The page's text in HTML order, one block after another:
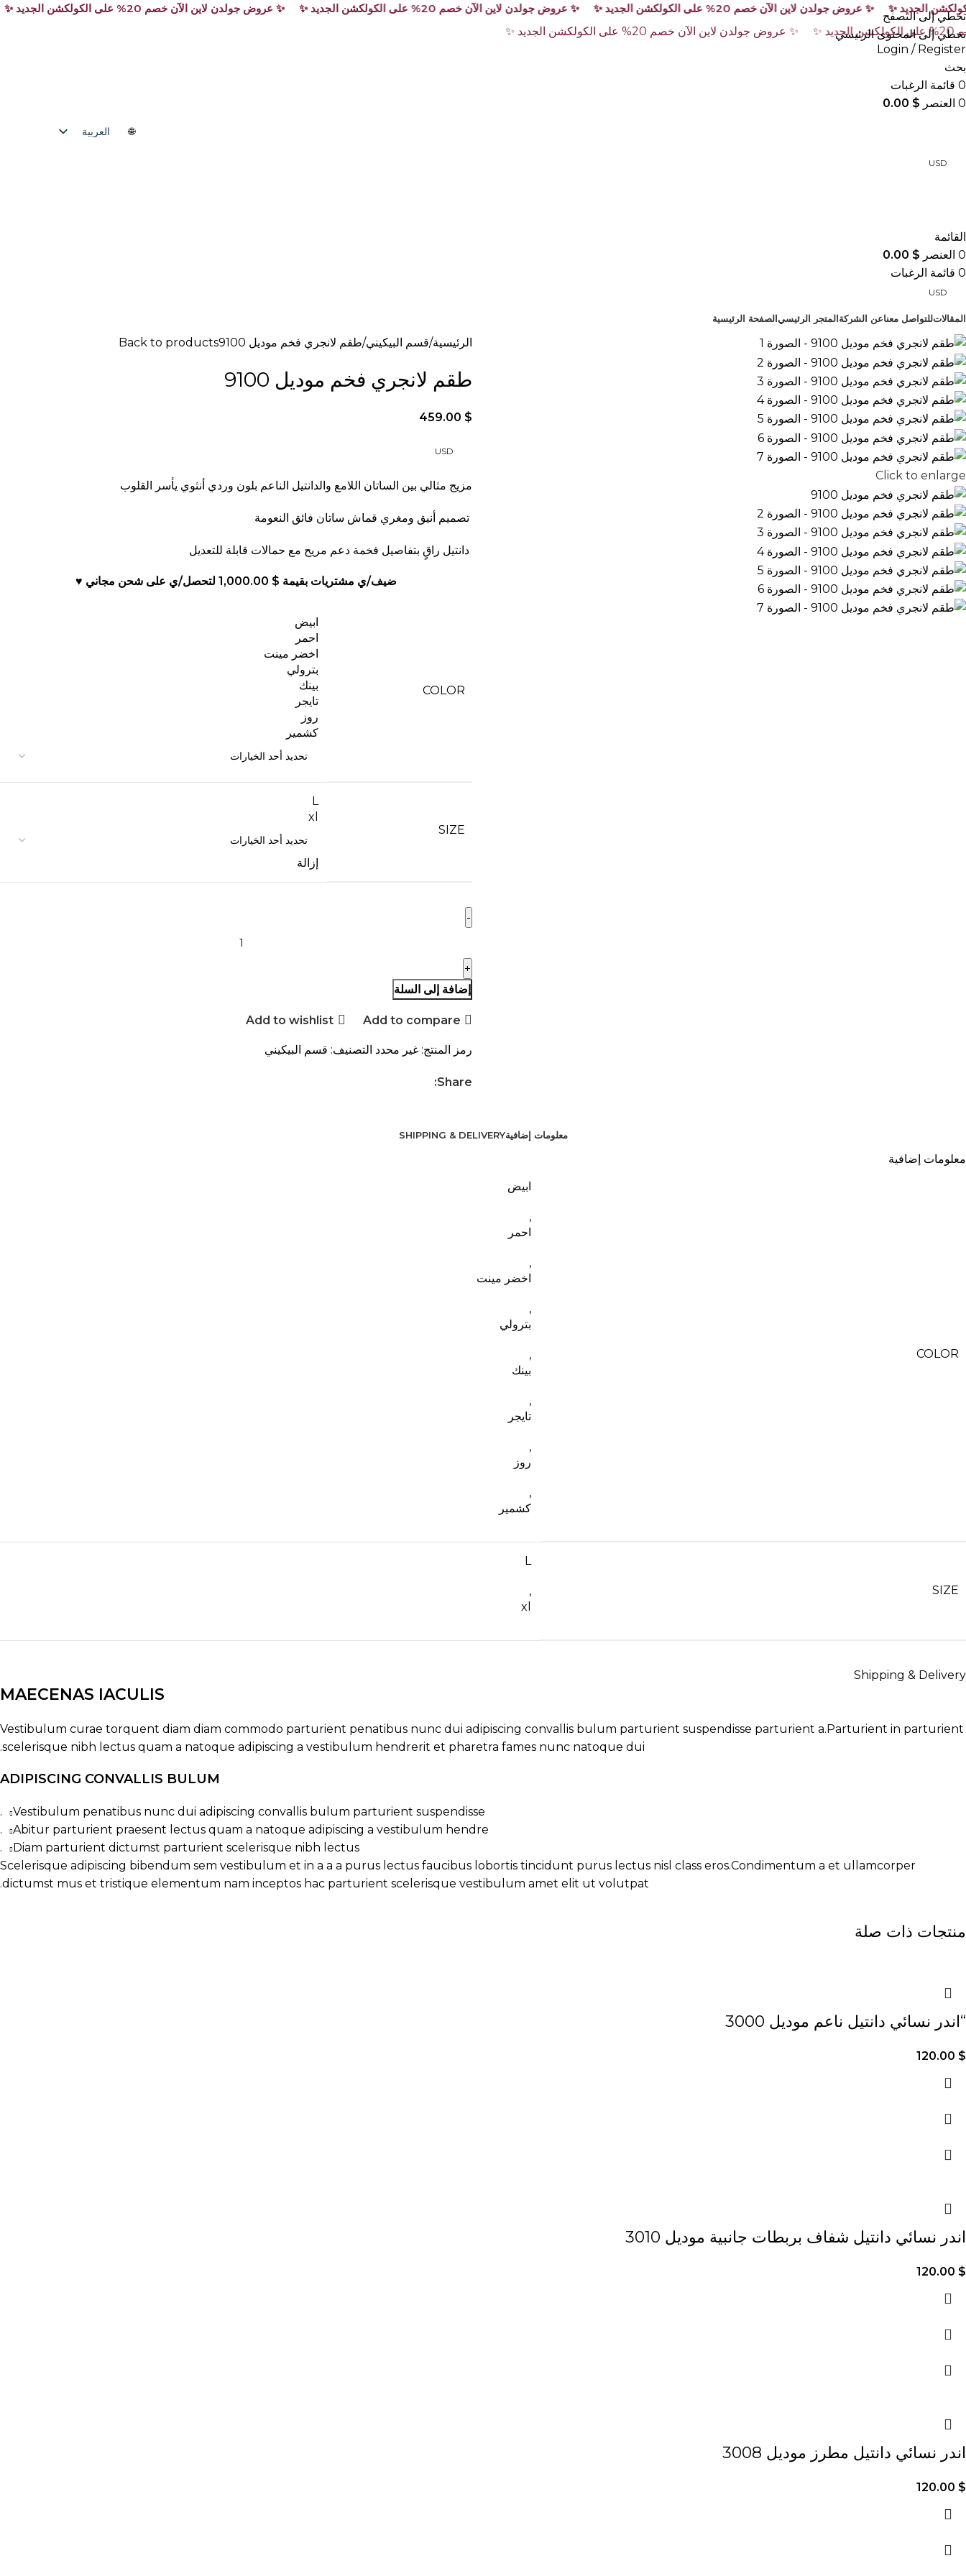
تخطي إلى التصفح
تخطي إلى المحتوى الرئيسي
Login / Register
بحث
0 قائمة الرغبات
0 العنصر 0.00 $
العربية
USD
القائمة
0 العنصر 0.00 $
0 قائمة الرغبات
USD
المقالاتللتواصل معناعن الشركةالمتجر الرئيسيالصفحة الرئيسية
Click to enlarge
الرئيسية قسم البيكيني طقم لانجري فخم موديل 9100 Back to products
طقم لانجري فخم موديل 9100
459.00 $
USD
مزيج مثالي بين الساتان اللامع والدانتيل الناعم بلون وردي أنثوي يأسر القلوب
تصميم أنيق ومغري قماش ساتان فائق النعومة
دانتيل راقٍ بتفاصيل فخمة دعم مريح مع حمالات قابلة للتعديل
ضيف/ي مشتريات بقيمة 1,000.00 $ لتحصل/ي على شحن مجاني ♥
COLOR
ابيض
احمر
اخضر مينت
بترولي
بينك
تايجر
روز
كشمير
SIZE
L
xl
إزالة
إضافة إلى السلة
Add to compare
Add to wishlist
رمز المنتج: غير محدد التصنيف: قسم البيكيني
Share:
معلومات إضافيةSHIPPING & DELIVERY
معلومات إضافية
COLOR
ابيض
,
احمر
,
اخضر مينت
,
بترولي
,
بينك
,
تايجر
,
روز
,
كشمير
SIZE
L
,
xl
Shipping & Delivery
MAECENAS IACULIS
Vestibulum curae torquent diam diam commodo parturient penatibus nunc dui adipiscing convallis bulum parturient suspendisse parturient a.Parturient in parturient
scelerisque nibh lectus quam a natoque adipiscing a vestibulum hendrerit et pharetra fames nunc natoque dui.
ADIPISCING CONVALLIS BULUM
Vestibulum penatibus nunc dui adipiscing convallis bulum parturient suspendisse.
Abitur parturient praesent lectus quam a natoque adipiscing a vestibulum hendre.
Diam parturient dictumst parturient scelerisque nibh lectus.
Scelerisque adipiscing bibendum sem vestibulum et in a a a purus lectus faucibus lobortis tincidunt purus lectus nisl class eros.Condimentum a et ullamcorper
dictumst mus et tristique elementum nam inceptos hac parturient scelerisque vestibulum amet elit ut volutpat.
منتجات ذات صلة
“اندر نسائي دانتيل ناعم موديل 3000
120.00 $
اندر نسائي دانتيل شفاف بربطات جانبية موديل 3010
120.00 $
اندر نسائي دانتيل مطرز موديل 3008
120.00 $